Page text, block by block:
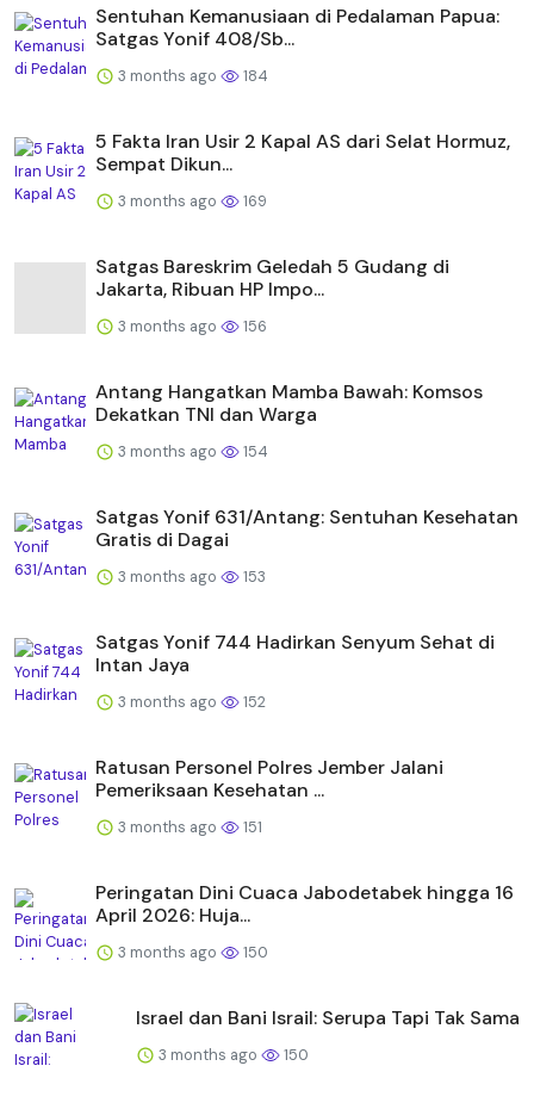
Sentuhan Kemanusiaan di Pedalaman Papua:
Satgas Yonif 408/Sb...
3 months ago 184
5 Fakta Iran Usir 2 Kapal AS dari Selat Hormuz,
Sempat Dikun...
3 months ago 169
Satgas Bareskrim Geledah 5 Gudang di
Jakarta, Ribuan HP Impo...
3 months ago 156
Antang Hangatkan Mamba Bawah: Komsos
Dekatkan TNI dan Warga
3 months ago 154
Satgas Yonif 631/Antang: Sentuhan Kesehatan
Gratis di Dagai
3 months ago 153
Satgas Yonif 744 Hadirkan Senyum Sehat di
Intan Jaya
3 months ago 152
Ratusan Personel Polres Jember Jalani
Pemeriksaan Kesehatan ...
3 months ago 151
Peringatan Dini Cuaca Jabodetabek hingga 16
April 2026: Huja...
3 months ago 150
Israel dan Bani Israil: Serupa Tapi Tak Sama
3 months ago 150